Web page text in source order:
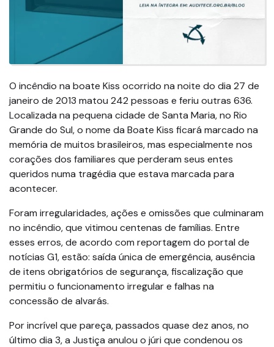
O incêndio na boate Kiss ocorrido na noite do dia 27 de
janeiro de 2013 matou 242 pessoas e feriu outras 636.
Localizada na pequena cidade de Santa Maria, no Rio
Grande do Sul, o nome da Boate Kiss ficará marcado na
memória de muitos brasileiros, mas especialmente nos
corações dos familiares que perderam seus entes
queridos numa tragédia que estava marcada para
acontecer.
Foram irregularidades, ações e omissões que culminaram
no incêndio, que vitimou centenas de famílias. Entre
esses erros, de acordo com reportagem do portal de
notícias G1, estão: saída única de emergência, ausência
de itens obrigatórios de segurança, fiscalização que
permitiu o funcionamento irregular e falhas na
concessão de alvarás.
Por incrível que pareça, passados quase dez anos, no
último dia 3, a Justiça anulou o júri que condenou os